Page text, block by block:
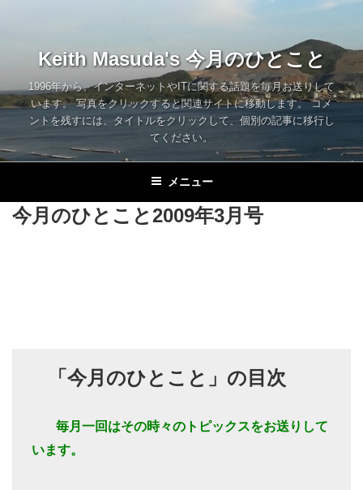
へ
キ
ッ
Keith Masuda's 今月のひとこと
1996年から、インターネットやITに関する話題を毎月お送りして
います。 写真をクリックすると関連サイトに移動します。 コメ
ントを残すには、タイトルをクリックして、個別の記事に移行し
てください。
メニュー
今月のひとこと2009年3月号
「今月のひとこと」の目次
います。